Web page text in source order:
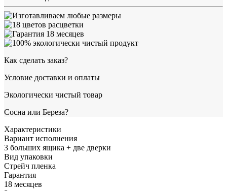
Как сделать заказ?
Условие доставки и оплаты
Экологически чистый товар
Сосна или Береза?
Характеристики
Вариант исполнения
3 больших ящика + две дверки
Вид упаковки
Стрейч пленка
Гарантия
18 месяцев